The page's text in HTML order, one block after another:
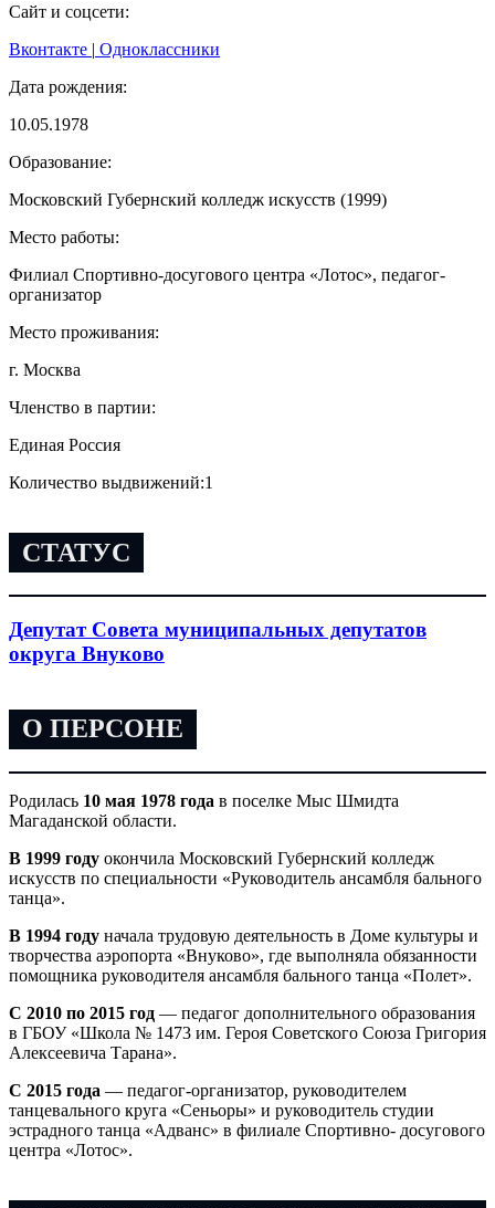
Сайт и соцсети:
Вконтакте | Одноклассники
Дата рождения:
10.05.1978
Образование:
Московский Губернский колледж искусств (1999)
Место работы:
Филиал Спортивно-досугового центра «Лотос», педагог-
организатор
Место проживания:
г. Москва
Членство в партии:
Единая Россия
Количество выдвижений:1
СТАТУС
Депутат Совета муниципальных депутатов
округа Внуково
О ПЕРСОНЕ
Родилась 10 мая 1978 года в поселке Мыс Шмидта
Магаданской области.
В 1999 году окончила Московский Губернский колледж
искусств по специальности «Руководитель ансамбля бального
танца».
В 1994 году начала трудовую деятельность в Доме культуры и
творчества аэропорта «Внуково», где выполняла обязанности
помощника руководителя ансамбля бального танца «Полет».
С 2010 по 2015 год — педагог дополнительного образования
в ГБОУ «Школа № 1473 им. Героя Советского Союза Григория
Алексеевича Тарана».
С 2015 года — педагог-организатор, руководителем
танцевального круга «Сеньоры» и руководитель студии
эстрадного танца «Адванс» в филиале Спортивно- досугового
центра «Лотос».